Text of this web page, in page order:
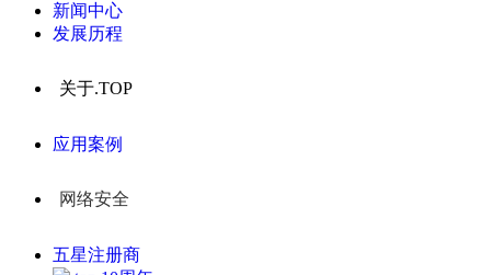
新闻中心
发展历程
关于.TOP
应用案例
网络安全
五星注册商